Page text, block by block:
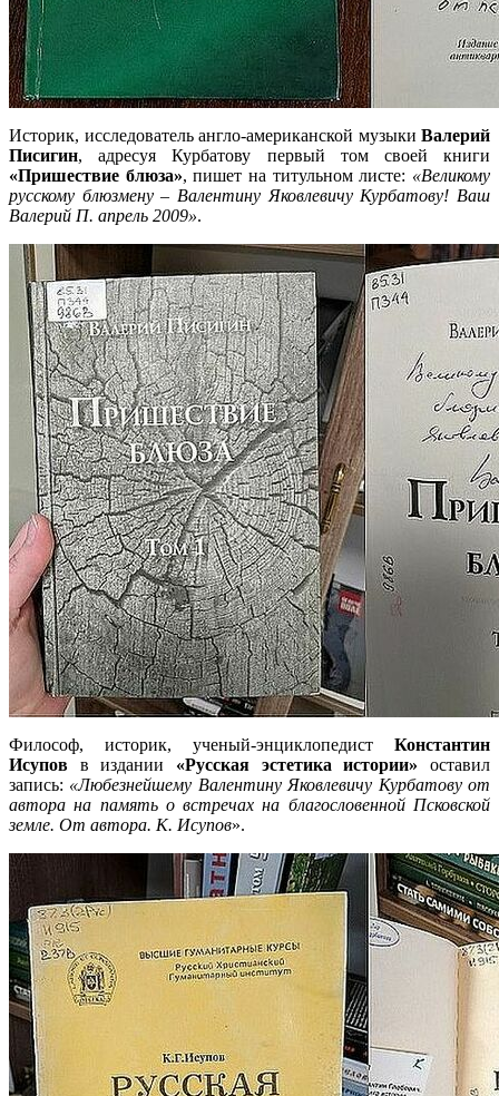
Историк, исследователь англо-американской музыки Валерий
Писигин, адресуя Курбатову первый том своей книги
«Пришествие блюза», пишет на титульном листе: «Великому
русскому блюзмену – Валентину Яковлевичу Курбатову! Ваш
Валерий П. апрель 2009».
Философ, историк, ученый-энциклопедист Константин
Исупов в издании «Русская эстетика истории» оставил
запись: «Любезнейшему Валентину Яковлевичу Курбатову от
автора на память о встречах на благословенной Псковской
земле. От автора. К. Исупов».